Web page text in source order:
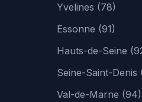
Yvelines (78)
Essonne (91)
Hauts-de-Seine
Seine-Saint-Denis
Val-de-Marne (94)